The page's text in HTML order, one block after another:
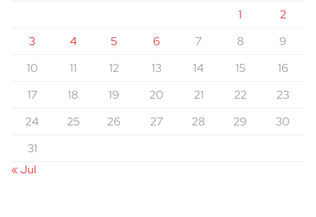
1
2
3
4 5 6 7 8
9
10
11 12 13 14 15
16
17
18 19 20 21 22
23
24
25 26 27 28 29
30
31
« Jul